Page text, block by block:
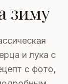
зиму
и лука с
с фото,